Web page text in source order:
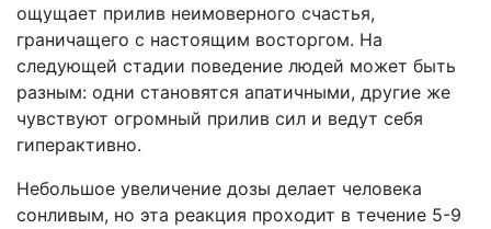
ощущает прилив неимоверного счастья,
граничащего с настоящим восторгом. На
следующей стадии поведение людей может быть
разным: одни становятся апатичными, другие же
чувствуют огромный прилив сил и ведут себя
гиперактивно.
Небольшое увеличение дозы делает человека
сонливым, но эта реакция проходит в течение 5-9